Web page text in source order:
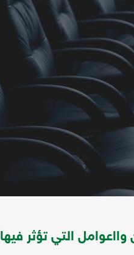
التي تؤثر فيها